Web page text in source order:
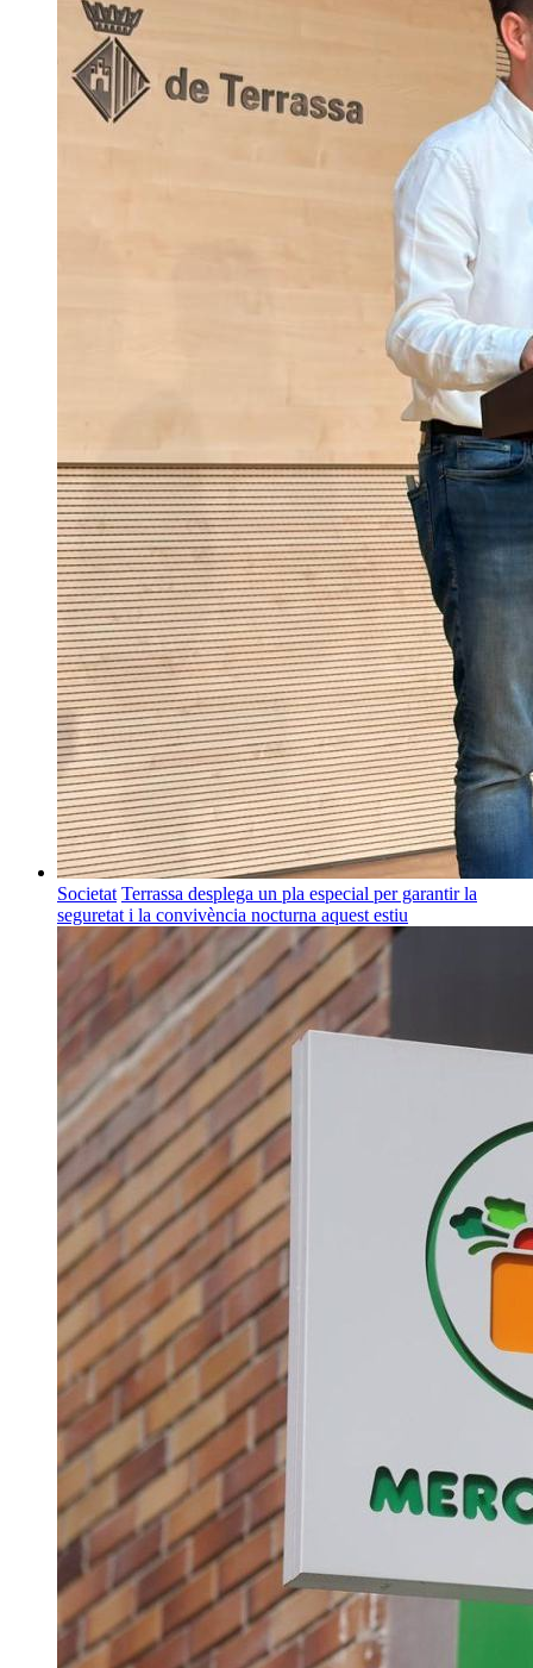
Societat Terrassa desplega un pla especial per garantir la
seguretat i la convivència nocturna aquest estiu